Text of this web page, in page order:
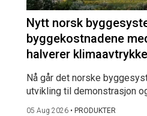
Nytt norsk
byggekostnadene
halverer
Nå går det norske
utvikling til demonstrasjon
05 Aug 2026 • PRODUKTER